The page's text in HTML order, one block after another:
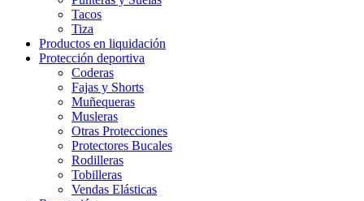
Tacos
Tiza
Productos en liquidación
Protección deportiva
Coderas
Fajas y Shorts
Muñequeras
Musleras
Otras Protecciones
Protectores Bucales
Rodilleras
Tobilleras
Vendas Elásticas